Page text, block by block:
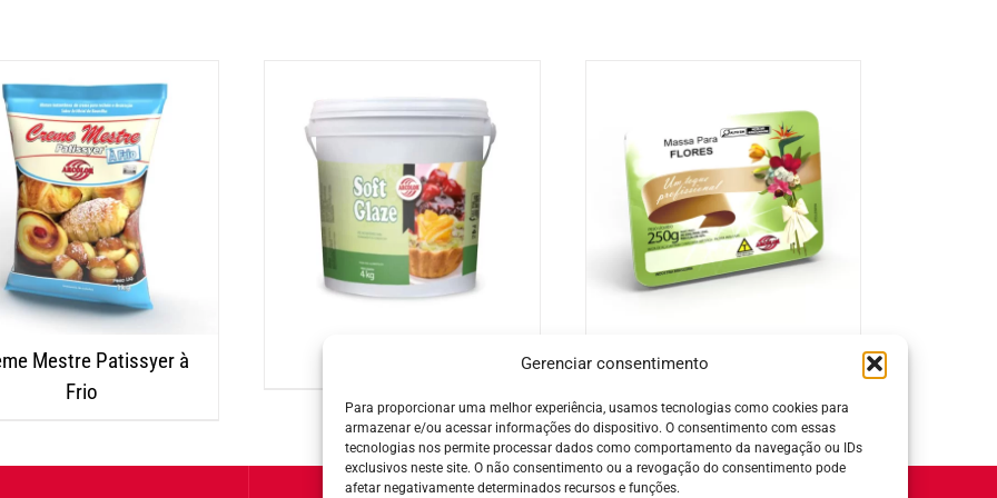
Gerenciar consentimento
Para proporcionar uma melhor experiência, usamos tecnologias como cookies para
armazenar e/ou acessar informações do dispositivo. O consentimento com essas
tecnologias nos permite processar dados como comportamento da navegação ou IDs
exclusivos neste site. O não consentimento ou a revogação do consentimento pode
afetar negativamente determinados recursos e funções.
Mestre Patissyer à
Frio
Massa para Flores Branca